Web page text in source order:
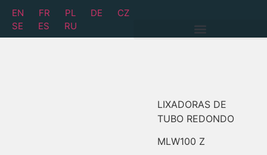
EN FR PL DE
CZ
SE
ES RU
LIXADORAS DE
TUBO REDONDO
MLW100 Z